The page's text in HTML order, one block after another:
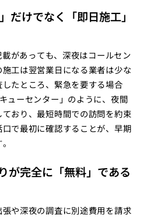
だけでなく「即日施工」
があっても、深夜はコールセン
工は翌営業日になる業者は少な
たところ、緊急を要する場合
ューセンター」のように、夜間
おり、最短時間での訪問を約束
で最初に確認することが、早期
が完全に「無料」である
や深夜の調査に別途費用を請求